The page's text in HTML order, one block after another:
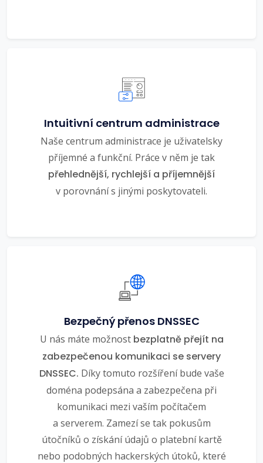
Intuitivní centrum administrace
Naše centrum administrace je uživatelsky
příjemné a funkční. Práce v něm je tak
přehlednější, rychlejší a příjemnější
v porovnání s jinými poskytovateli.
Bezpečný přenos DNSSEC
U nás máte možnost bezplatně přejít na
zabezpečenou komunikaci se servery
DNSSEC. Díky tomuto rozšíření bude vaše
doména podepsána a zabezpečena při
komunikaci mezi vaším počítačem
a serverem. Zamezí se tak pokusům
útočníků o získání údajů o platební kartě
nebo podobných hackerských útoků, které